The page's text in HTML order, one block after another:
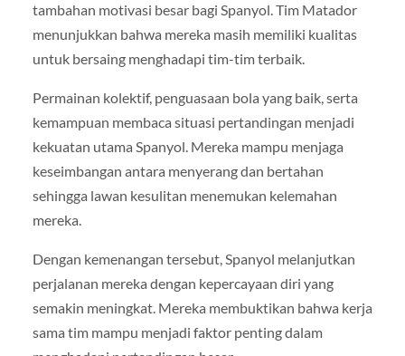
tambahan motivasi besar bagi Spanyol. Tim Matador
menunjukkan bahwa mereka masih memiliki kualitas
untuk bersaing menghadapi tim-tim terbaik.
Permainan kolektif, penguasaan bola yang baik, serta
kemampuan membaca situasi pertandingan menjadi
kekuatan utama Spanyol. Mereka mampu menjaga
keseimbangan antara menyerang dan bertahan
sehingga lawan kesulitan menemukan kelemahan
mereka.
Dengan kemenangan tersebut, Spanyol melanjutkan
perjalanan mereka dengan kepercayaan diri yang
semakin meningkat. Mereka membuktikan bahwa kerja
sama tim mampu menjadi faktor penting dalam